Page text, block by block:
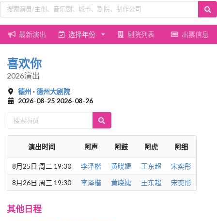
最新演出 选择年份 剧院列表 出票信息
喜欢你
2026演出
德州 ·德州大剧院
2026-08-25 2026-08-26
演出时间 阿声 阿鼓 阿虎 阿细
8月25日 周二 19:30 李泽楷 黄晓婕 王东超
宋奕彤
8月26日 周三 19:30
李泽楷 黄晓婕 王东超 宋奕彤
其他日程